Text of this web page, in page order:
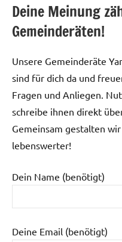
Deine Meinung
Gemeinderäten!
Unsere Gemeinderäte
sind für dich da und
Fragen und Anliegen.
schreibe ihnen direkt
Gemeinsam gestalten
lebenswerter!
Dein Name (benötigt)
Deine Email (benötigt)